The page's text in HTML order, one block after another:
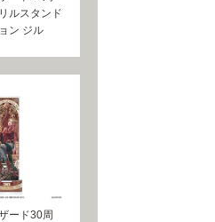
ルスタンド
ン ジル
ード30周